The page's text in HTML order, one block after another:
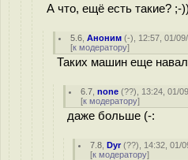
А что, ещё есть такие? ;-))
5.6 ,Аноним (-), 12:57, 01/
[к модератору]
Таких машин еще
6.7 ,none (??), 13:24, 01/
[к модератору]
даже больше (-:
7.8 ,Dyr(??), 14:32, 01/
[к модератору]